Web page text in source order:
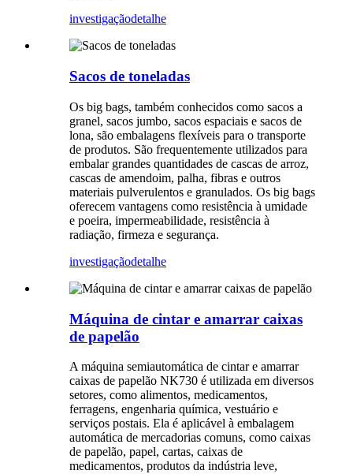
investigaçãodetalhe
Sacos de toneladas
Os big bags, também conhecidos como sacos a
granel, sacos jumbo, sacos espaciais e sacos de
lona, ​​são embalagens flexíveis para o transporte
de produtos. São frequentemente utilizados para
embalar grandes quantidades de cascas de arroz,
cascas de amendoim, palha, fibras e outros
materiais pulverulentos e granulados. Os big bags
oferecem vantagens como resistência à umidade
e poeira, impermeabilidade, resistência à
radiação, firmeza e segurança.
investigaçãodetalhe
Máquina de cintar e amarrar caixas
de papelão
A máquina semiautomática de cintar e amarrar
caixas de papelão NK730 é utilizada em diversos
setores, como alimentos, medicamentos,
ferragens, engenharia química, vestuário e
serviços postais. Ela é aplicável à embalagem
automática de mercadorias comuns, como caixas
de papelão, papel, cartas, caixas de
medicamentos, produtos da indústria leve,